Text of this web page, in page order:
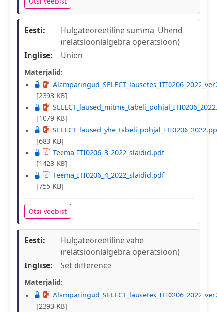
Eesti:
Hulgateoreetiline summa, Ühend
(relatsioonialgebra operatsioon)
Inglise:
Union
Materjalid:
[2393 KB]
[1079 KB]
[683 KB]
Teema_ITI0206_3_2022_slaidid.pdf
[1423 KB]
Teema_ITI0206_4_2022_slaidid.pdf
[755 KB]
Otsi veebist
Eesti:
Hulgateoreetiline vahe
(relatsioonialgebra operatsioon)
Inglise:
Set difference
Materjalid:
[2393 KB]